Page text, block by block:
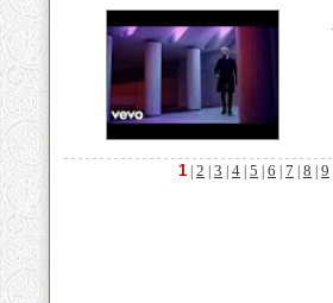
1 2 3 4 5 6 7 8 9